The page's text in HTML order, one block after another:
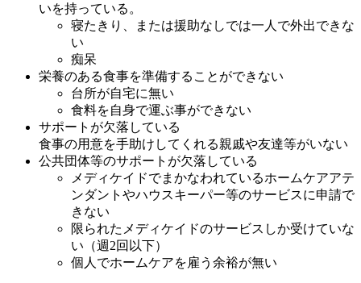
いを持っている。
寝たきり、または援助なしでは一人で外出できな
い
痴呆
栄養のある食事を準備することができない
台所が自宅に無い
食料を自身で運ぶ事ができない
サポートが欠落している
食事の用意を手助けしてくれる親戚や友達等がいない
公共団体等のサポートが欠落している
メディケイドでまかなわれているホームケアアテ
ンダントやハウスキーパー等のサービスに申請で
きない
限られたメディケイドのサービスしか受けていな
い（週2回以下）
個人でホームケアを雇う余裕が無い